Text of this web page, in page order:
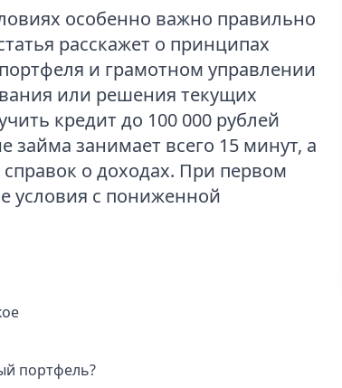
особенно важно правильно
расскажет о принципах
и грамотном управлении
или решения текущих
кредит до 100 000 рублей
занимает всего 15 минут, а
о доходах. При первом
условия с пониженной
портфель?